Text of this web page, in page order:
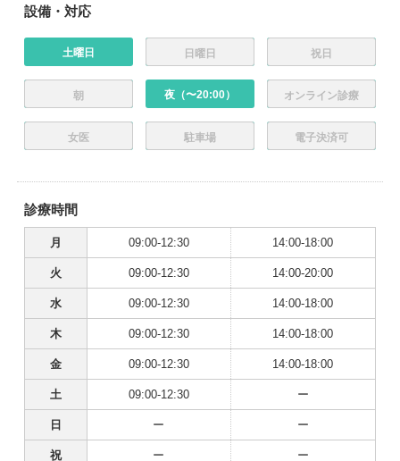
設備・対応
土曜日 日曜日 祝日
朝 夜（〜20:00） オンライン診療
女医 駐車場 電子決済可
診療時間
月 09:00-12:30 14:00-18:00
火 09:00-12:30 14:00-20:00
水 09:00-12:30 14:00-18:00
木 09:00-12:30 14:00-18:00
金 09:00-12:30 14:00-18:00
土 09:00-12:30 ー
日 ー ー
祝 ー ー